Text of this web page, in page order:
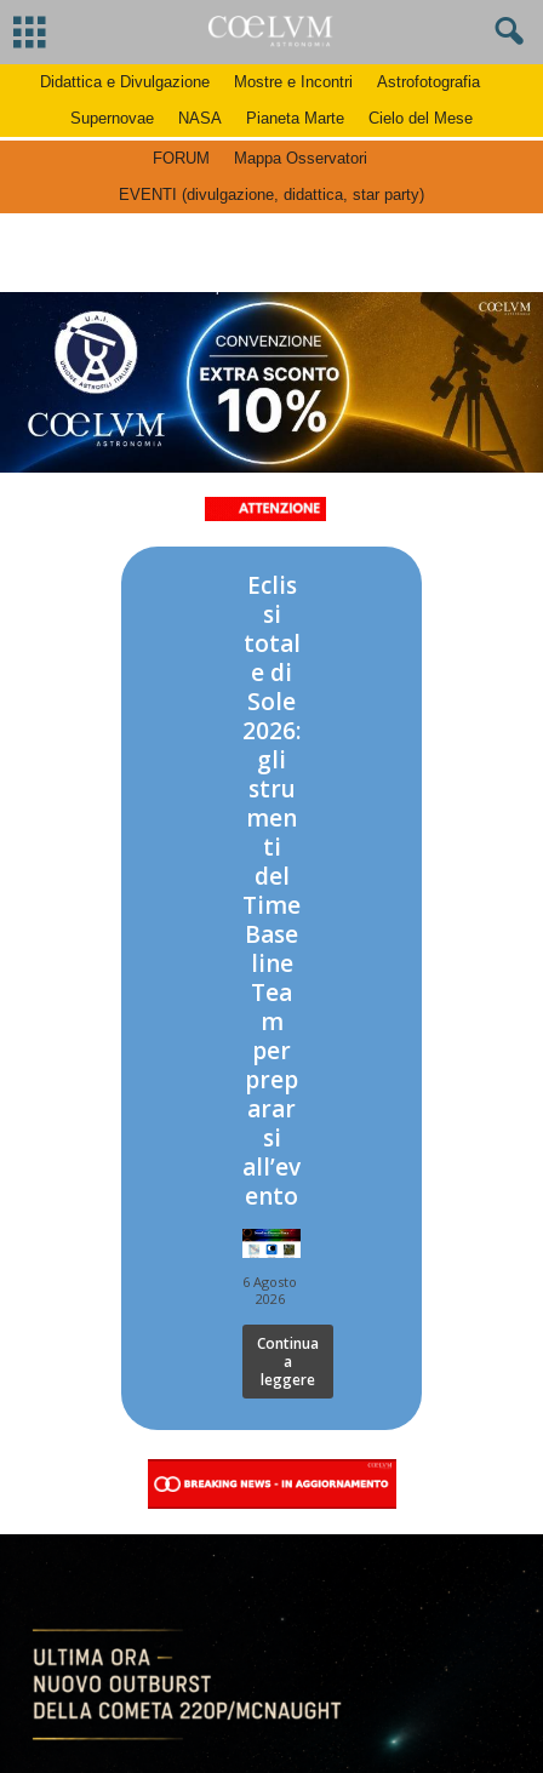
Didattica e Divulgazione Mostre e Incontri
Astrofotografia
Supernovae
NASA Pianeta Marte Cielo del Mese
FORUM
Mappa Osservatori
EVENTI (divulgazione, didattica, star party)
Eclis
si
total
e di
Sole
2026:
gli
stru
men
ti
del
Time
Base
line
Tea
m
per
prep
arar
si
all’ev
ento
6 Agosto
2026
Continua
a
leggere